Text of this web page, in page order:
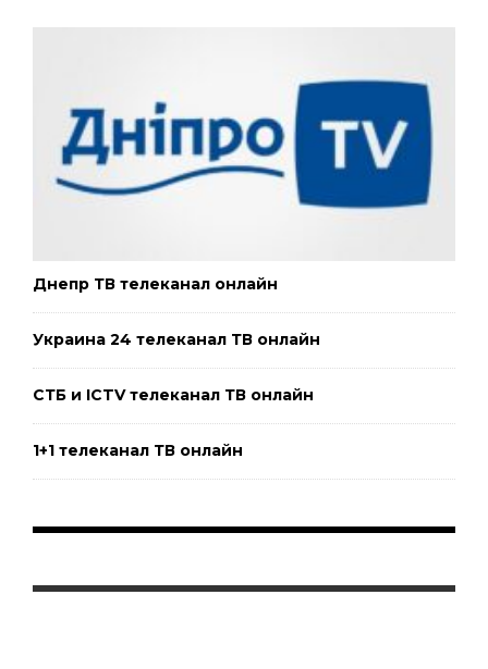
Днепр ТВ телеканал онлайн
Украина 24 телеканал ТВ онлайн
СТБ и ICTV телеканал ТВ онлайн
1+1 телеканал ТВ онлайн